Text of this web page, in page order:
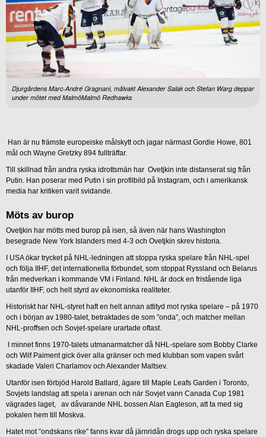
Djurgårdens Marc-André Gragnani, målvakt Alexander Salak och Stefan Warg deppar
under mötet med MalmöMalmö Redhawks
Han är nu främste europeiske målskytt och jagar närmast Gordie Howe, 801
mål och Wayne Gretzky 894 fullträffar.
Till skillnad från andra ryska idrottsmän har Ovetjkin inte distanserat sig från
Putin. Han poserar med Putin i sin profilbild på Instagram, och i amerikansk
media har kritiken varit svidande.
Möts av burop
Ovetjkin har mötts med burop på isen, så även när hans Washington
besegrade New York Islanders med 4-3 och Ovetjkin skrev historia.
I USA ökar trycket på NHL-ledningen att stoppa ryska spelare från NHL-spel
och följa IIHF, det internationella förbundet, som stoppat Ryssland och Belarus
från medverkan i kommande VM i Finland. NHL är dock en fristående liga
utanför IIHF, och helt styrd av ekonomiska realiteter.
Historiskt har NHL-styret haft en helt annan attityd mot ryska spelare – på 1970
och i början av 1980-talet, betraktades de som ”onda”, och matcher mellan
NHL-proffsen och Sovjet-spelare urartade oftast.
I minnet finns 1970-talets utmanarmatcher då NHL-spelare som Bobby Clarke
och Wilf Paiment gick över alla gränser och med klubban som vapen svårt
skadade Valeri Charlamov och Alexander Maltsev.
Utanför isen förbjöd Harold Ballard, ägare till Maple Leafs Garden i Toronto,
Sovjets landslag att spela i arenan och när Sovjet vann Canada Cup 1981
vägrades laget, av dåvarande NHL bossen Alan Eagleson, att ta med sig
pokalen hem till Moskva.
Hatet mot ”ondskans rike” fanns kvar då järnridån drogs upp och ryska spelare